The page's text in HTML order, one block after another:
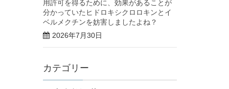
用許可を得るために、効果があることが
分かっていたヒドロキシクロロキンとイ
ベルメクチンを妨害しましたよね？
2026年7月30日
カテゴリー